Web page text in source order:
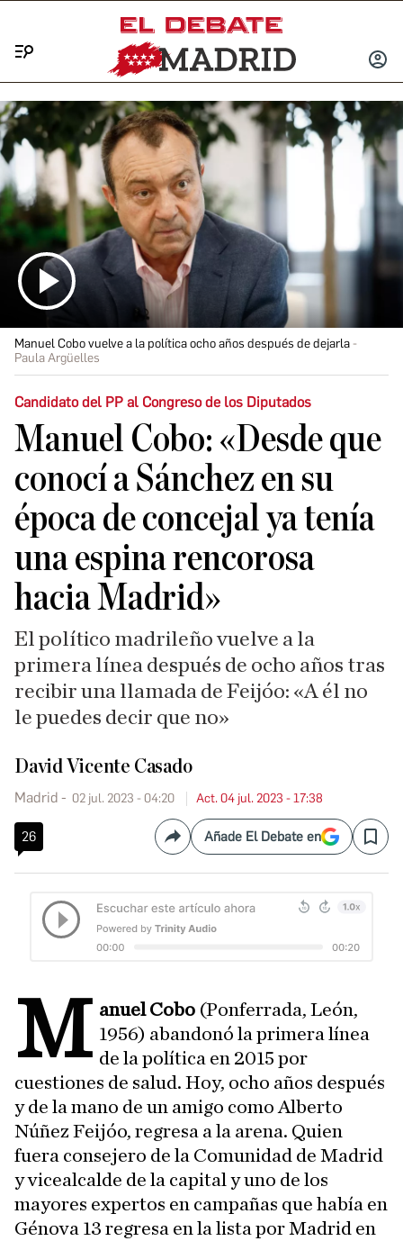
INICIAR
Manuel Cobo vuelve a la política ocho años después de dejarla
Paula Argüelles
Candidato del PP al Congreso de los Diputados
Manuel Cobo: «Desde que
conocí a Sánchez en su
época de concejal ya tenía
una espina rencorosa
hacia Madrid»
El político madrileño vuelve a la
primera línea después de ocho años tras
recibir una llamada de Feijóo: «A él no
le puedes decir que no»
David Vicente Casado
Madrid 02 jul. 2023 - 04:20 Act. 04 jul. 2023 - 17:38
26 CompartirAñade El Debate en Save
M anuel Cobo (Ponferrada, León,
1956) abandonó la primera línea
de la política en 2015 por
cuestiones de salud. Hoy, ocho años después
y de la mano de un amigo como Alberto
Núñez Feijóo, regresa a la arena. Quien
fuera consejero de la Comunidad de Madrid
y vicealcalde de la capital y uno de los
mayores expertos en campañas que había en
Génova 13 regresa en la lista por Madrid en